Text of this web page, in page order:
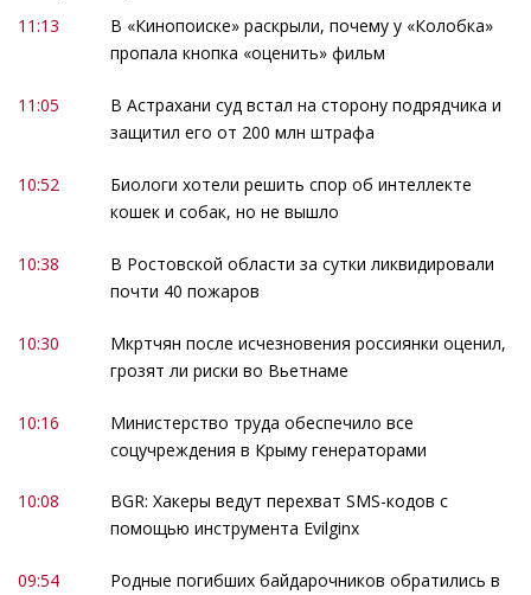
11:13
В «Кинопоиске» раскрыли, почему у «Колобка»
пропала кнопка «оценить» фильм
11:05
В Астрахани суд встал на сторону подрядчика и
защитил его от 200 млн штрафа
10:52
Биологи хотели решить спор об интеллекте
кошек и собак, но не вышло
10:38
В Ростовской области за сутки ликвидировали
почти 40 пожаров
10:30
Мкртчян после исчезновения россиянки оценил,
грозят ли риски во Вьетнаме
10:16
Министерство труда обеспечило все
соцучреждения в Крыму генераторами
10:08
BGR: Хакеры ведут перехват SMS-кодов с
помощью инструмента Evilginx
09:54
Родные погибших байдарочников обратились в